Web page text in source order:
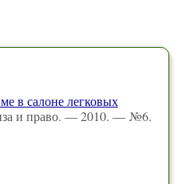
в салоне легковых
и право. — 2010. — №6.